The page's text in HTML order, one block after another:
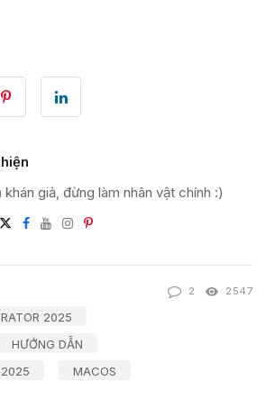
khán giả, đừng làm nhân vật chính :)
Twitter
Facebook
YoutubeInstagram
Pinterest
2025
HƯỚNG DẪN
2025
MACOS
2 2547